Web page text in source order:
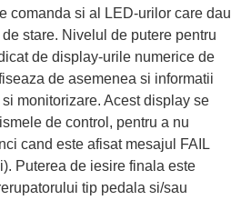
comanda si al LED-urilor care dau
stare. Nivelul de putere pentru
de display-urile numerice de
de asemenea si informatii
monitorizare. Acest display se
de control, pentru a nu
cand este afisat mesajul FAIL
Puterea de iesire finala este
tip pedala si/sau